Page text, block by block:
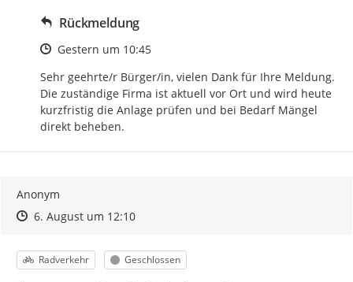
Rückmeldung
Zeitpunkt des Erstellens
Gestern um 10:45
Sehr geehrte/r Bürger/in, vielen Dank für Ihre Meldung.
Die zuständige Firma ist aktuell vor Ort und wird heute
kurzfristig die Anlage prüfen und bei Bedarf Mängel
direkt beheben.
Anonym
Zeitpunkt des Erstellens
Zeitpunkt des Erstellens
6. August um 12:10Zur Äußerung
Kategorie
Radverkehr Status
Geschlossen